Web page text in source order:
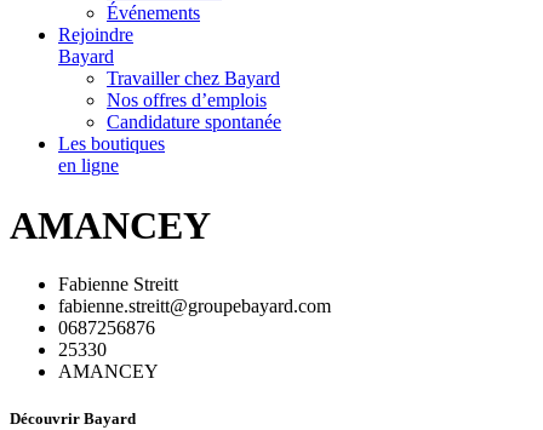
Événements
Rejoindre
Bayard
Travailler chez Bayard
Nos offres d’emplois
Candidature spontanée
Les boutiques
en ligne
AMANCEY
Fabienne Streitt
fabienne.streitt@groupebayard.com
0687256876
25330
AMANCEY
Découvrir Bayard